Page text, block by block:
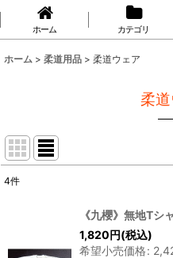
ホーム カテゴリ
ホーム > 柔道用品 > 柔道ウェア
柔
4件
《九櫻》無地Tシ
1,820円(税込)
希望小売価格: